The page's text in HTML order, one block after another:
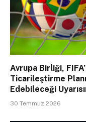
Avrupa Birliği,
Ticarileştirme
Edebileceği
30 Temmuz 2026